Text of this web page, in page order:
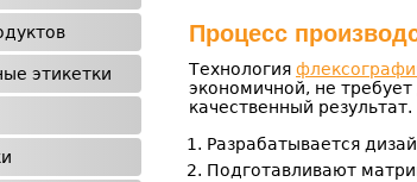
Процесс
Технология
экономичной, не
качественный
Разрабатывается
Подготавливают
этикетки